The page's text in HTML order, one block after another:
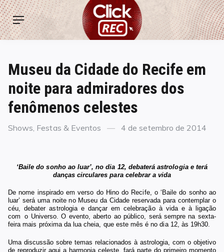
Skip
to
content
ClickREC
Menu
Museu da Cidade do Recife em
noite para admiradores dos
fenômenos celestes
Categories
Shows, Festas & Eventos
Posted
4 de setembro de 2014
‘Baile do sonho ao luar’, no dia 12, debaterá astrologia e terá
danças circulares para celebrar avida
De nome inspirado em verso do Hino do Recife, o ‘Baile do sonho ao
luar’ será uma noite no Museu da Cidade reservada para contemplar o
céu, debater astrologia e dançar em celebração à vida e à ligação
com o Universo. O evento, aberto ao público, será sempre na sexta-
feira mais próxima da lua cheia, que este mês é no dia 12, às 19h30.
Uma discussão sobre temas relacionados à astrologia, com o objetivo
de reproduzir aqui a harmonia celeste, fará parte do primeiro momento